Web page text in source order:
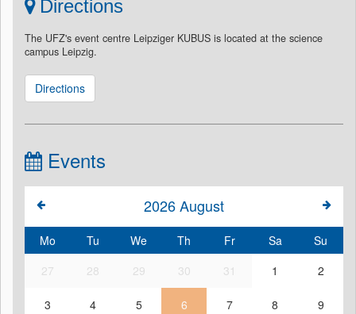
Directions
The UFZ's event centre Leipziger KUBUS is located at the science
campus Leipzig.
Directions
Events
2026August
Mo Tu We Th Fr Sa
Su
27
28 29 30 31 1 2
3 4 5 6 7 8 9